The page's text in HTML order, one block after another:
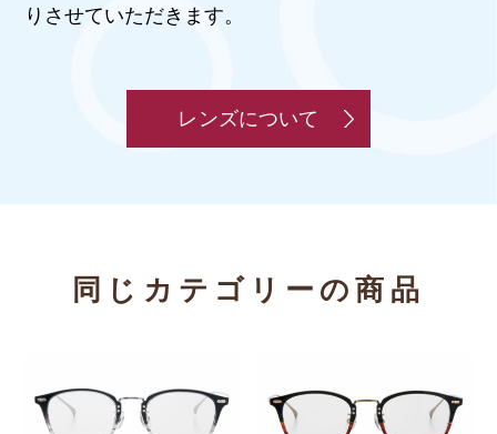
りさせていただきます。
レンズについて
同じカテゴリーの商品